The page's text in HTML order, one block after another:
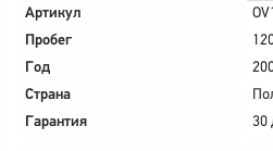
Артикул
Пробег
Год
Страна
Гарантия
30